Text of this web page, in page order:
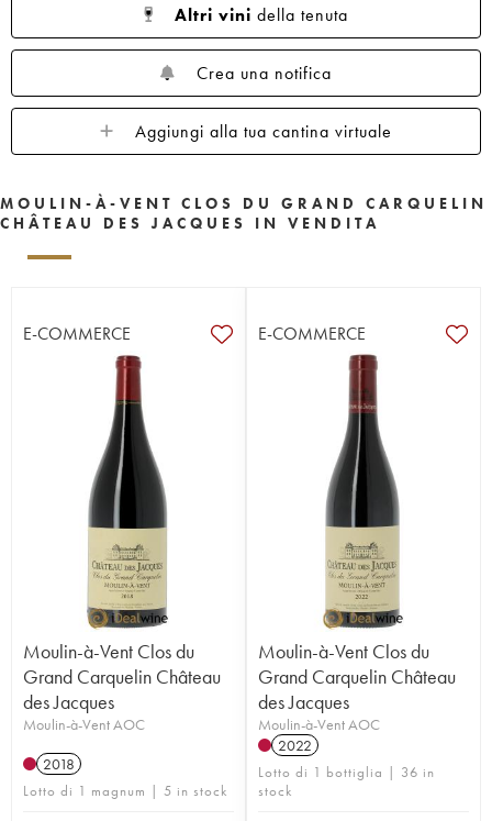
Altri vini della tenuta
Crea una notifica
Aggiungi alla tua cantina virtuale
MOULIN-À-VENT CLOS DU GRAND CARQUELIN
CHÂTEAU DES JACQUES IN VENDITA
E-COMMERCE
Moulin-à-Vent Clos du
Grand Carquelin Château
des Jacques
Moulin-à-Vent AOC
2018
Lotto di 1 magnum | 5 in stock
E-COMMERCE
Moulin-à-Vent Clos du
Grand Carquelin Château
des Jacques
Moulin-à-Vent AOC
2022
Lotto di 1 bottiglia | 36 in
stock